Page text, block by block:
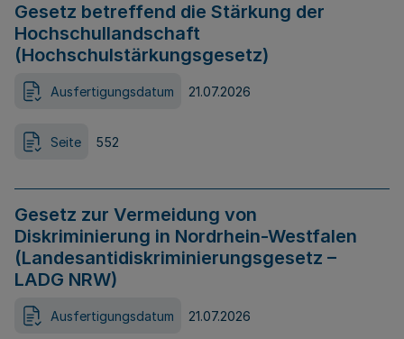
Gesetz betreffend die Stärkung der
Hochschullandschaft
(Hochschulstärkungsgesetz)
Ausfertigungsdatum 21.07.2026
Seite 552
Gesetz zur Vermeidung von
Diskriminierung in Nordrhein-Westfalen
(Landesantidiskriminierungsgesetz –
LADG NRW)
Ausfertigungsdatum 21.07.2026